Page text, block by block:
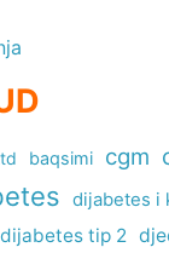
baqsimi cgm
dijabetes i
dijabetes tip 2